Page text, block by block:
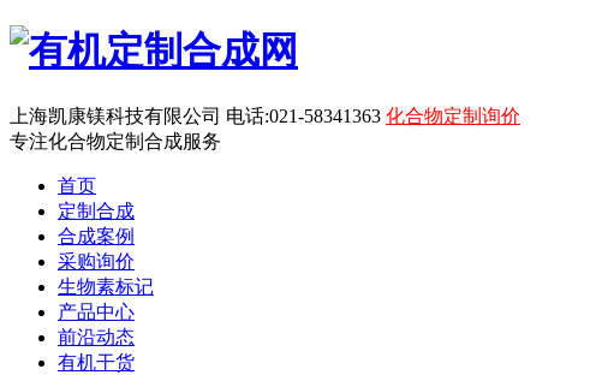
上海凯康镁科技有限公司 电话:021-58341363 化合物定制询价
专注化合物定制合成服务
首页
定制合成
合成案例
采购询价
生物素标记
产品中心
前沿动态
有机干货